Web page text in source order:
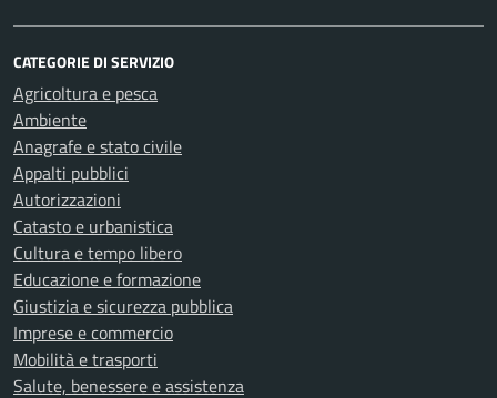
CATEGORIE DI SERVIZIO
Agricoltura e pesca
Ambiente
Anagrafe e stato civile
Appalti pubblici
Autorizzazioni
Catasto e urbanistica
Cultura e tempo libero
Educazione e formazione
Giustizia e sicurezza pubblica
Imprese e commercio
Mobilità e trasporti
Salute, benessere e assistenza